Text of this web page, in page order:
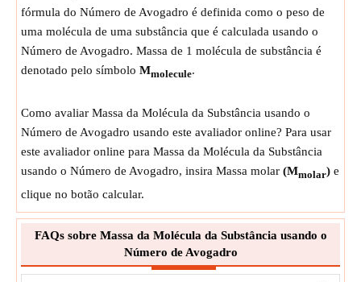
fórmula do Número de Avogadro é definida como o peso de
uma molécula de uma substância que é calculada usando o
Número de Avogadro. Massa de 1 molécula de substância é
denotado pelo símbolo Mmolecule.
Como avaliar Massa da Molécula da Substância usando o
Número de Avogadro usando este avaliador online? Para usar
este avaliador online para Massa da Molécula da Substância
usando o Número de Avogadro, insira Massa molar (Mmolar) e
clique no botão calcular.
FAQs sobre Massa da Molécula da Substância usando o
Número de Avogadro